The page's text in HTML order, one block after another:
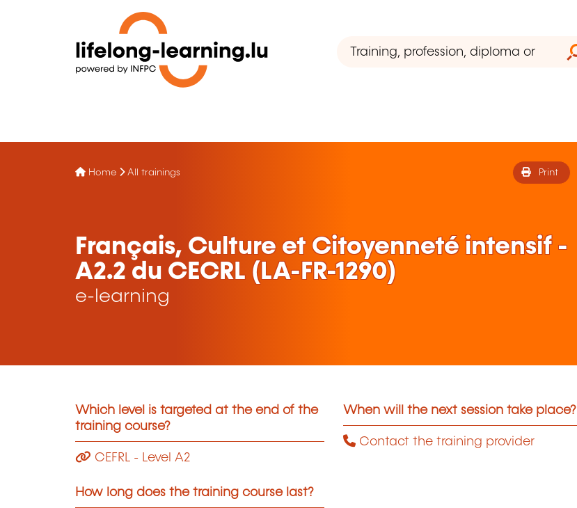
Home All trainings Print
Français, Culture et Citoyenneté intensif -
A2.2 du CECRL (LA-FR-1290)
e-learning
Which level is targeted at the end of the
training course?
CEFRL - Level A2
How long does the training course last?
When will the next session take place?
Contact the training provider